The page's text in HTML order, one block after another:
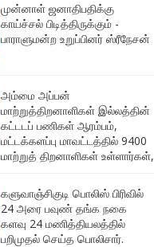
முன்னாள் ஜனாதிபதிக்கு
காய்ச்சல் பிடித்திருக்கும் -
பாராளுமன்ற உறுப்பினர் ஸ்ரீநேசன்
அம்மை அப்பன்
மாற்றுத்திறனாளிகள் இல்லத்தின்
கட்டடப் பணிகள் ஆரம்பம்,
மட்டக்களப்பு மாவட்டத்தில் 9400
மாற்றுத் திறனாளிகள் உள்ளார்கள்,
களுவாஞ்சிகுடி பொலிஸ் பிரிவில்
24 அரை பவுண் தங்க நகை
களவு 24 மணித்தியலத்தில்
பறிமுதல் செய்த பொலிசார்.